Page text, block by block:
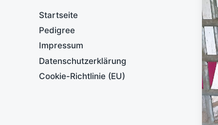
Startseite
Pedigree
Impressum
Datenschutzerklärung
Cookie-Richtlinie (EU)